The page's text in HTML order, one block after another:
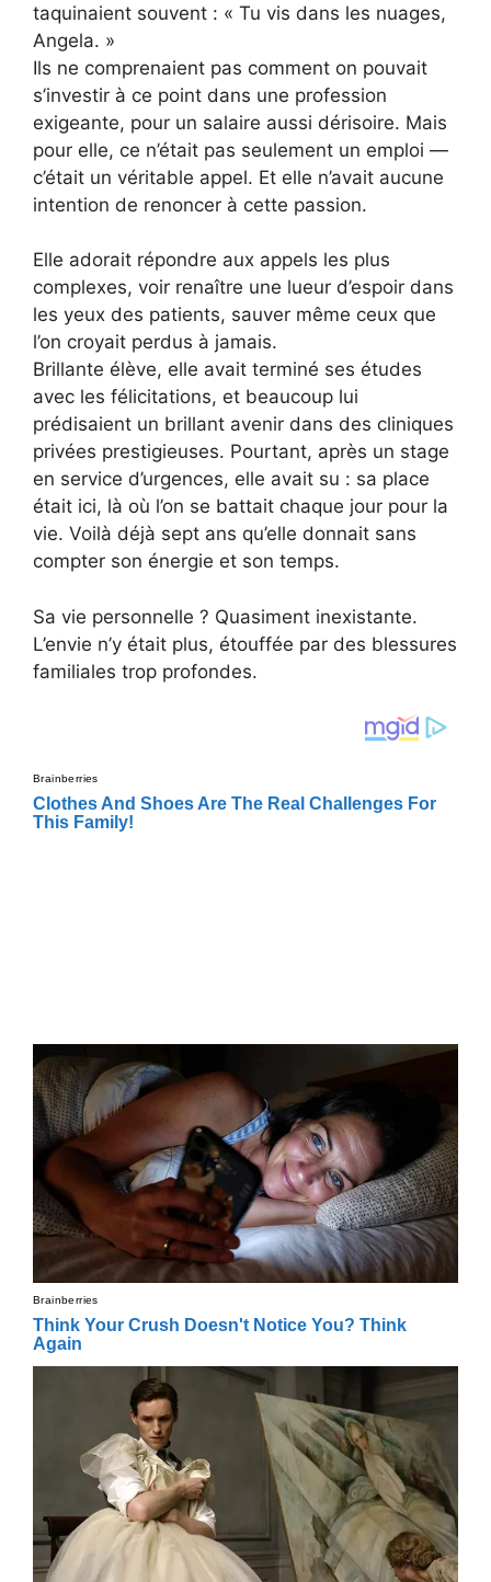
taquinaient souvent : « Tu vis dans les nuages,
Angela. »
Ils ne comprenaient pas comment on pouvait
s’investir à ce point dans une profession
exigeante, pour un salaire aussi dérisoire. Mais
pour elle, ce n’était pas seulement un emploi —
c’était un véritable appel. Et elle n’avait aucune
intention de renoncer à cette passion.
Elle adorait répondre aux appels les plus
complexes, voir renaître une lueur d’espoir dans
les yeux des patients, sauver même ceux que
l’on croyait perdus à jamais.
Brillante élève, elle avait terminé ses études
avec les félicitations, et beaucoup lui
prédisaient un brillant avenir dans des cliniques
privées prestigieuses. Pourtant, après un stage
en service d’urgences, elle avait su : sa place
était ici, là où l’on se battait chaque jour pour la
vie. Voilà déjà sept ans qu’elle donnait sans
compter son énergie et son temps.
Sa vie personnelle ? Quasiment inexistante.
L’envie n’y était plus, étouffée par des blessures
familiales trop profondes.